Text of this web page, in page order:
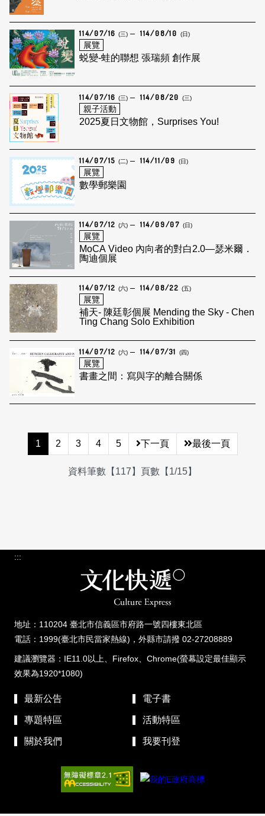
114/07/16 (三) 114/08/10 (日)
展覽
蜕變-蛙的聯想 張瑞頻 創作展
114/07/16 (三) 114/08/20 (三)
親子活動
2025夏日文物館，Surprises You!
114/07/15 (二) 114/11/09 (日)
展覽
數學郵樂園
114/07/12 (六) 114/09/07 (日)
展覽
MoCA Video 內向者的對白2.0—瑟米爾．
陶迪個展
114/07/12 (六) 114/08/22 (五)
展覽
補天- 陳廷彰個展 Mending the Sky - Chen
Ting Chang Solo Exhibition
114/07/12 (六) 114/07/31 (四)
展覽
書畫之間：寫與字的離合關係
1 2 3 4 5 下一頁 最後一頁
資料筆數【117】頁數【1/15】
:::
地址：110204 臺北市信義區市府路一號四樓東北區
電話：1999(臺北市民當家熱線)，外縣市請撥 02-27208889
建議瀏覽器：IE11.0以上、Firefox、Chrome(螢幕設定最佳顯示
效果為1920*1080)
最新公告 電子書
專題特區 活動特區
關於我們 我要刊登